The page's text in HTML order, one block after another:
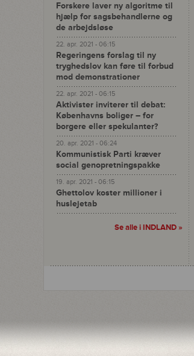
Forskere laver ny algoritme til
hjælp for sagsbehandlerne og
de arbejdsløse
22. apr. 2021 - 06:15
Regeringens forslag til ny
tryghedslov kan føre til forbud
mod demonstrationer
22. apr. 2021 - 06:15
Aktivister inviterer til debat:
Københavns boliger – for
borgere eller spekulanter?
20. apr. 2021 - 06:24
Kommunistisk Parti kræver
social genopretningspakke
19. apr. 2021 - 06:15
Ghettolov koster millioner i
huslejetab
Se alle i INDLAND »